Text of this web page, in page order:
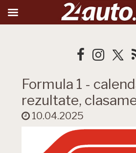
Formula 1 -
rezultate,
10.04.2025